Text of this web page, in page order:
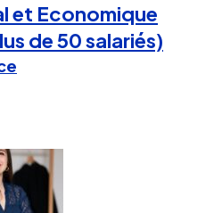
et Economique
de 50 salariés)